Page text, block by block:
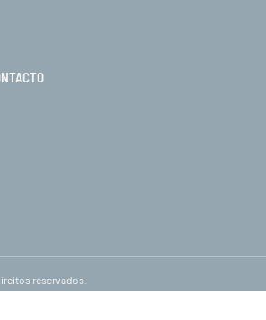
reservados.